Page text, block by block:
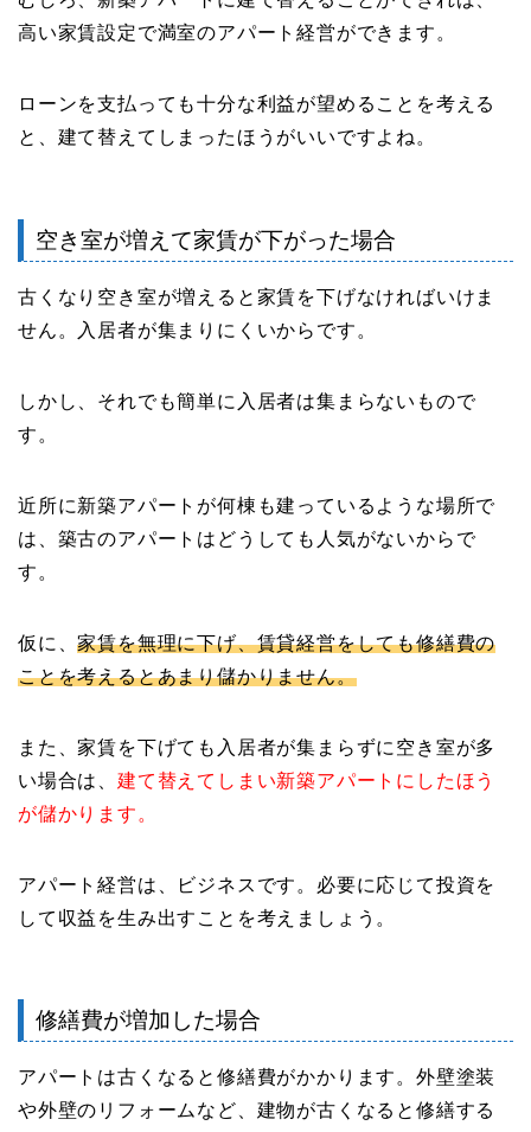
高い家賃設定で満室のアパート経営ができます。
ローンを支払っても十分な利益が望めることを考える
と、建て替えてしまったほうがいいですよね。
空き室が増えて家賃が下がった場合
古くなり空き室が増えると家賃を下げなければいけま
せん。入居者が集まりにくいからです。
しかし、それでも簡単に入居者は集まらないもので
す。
近所に新築アパートが何棟も建っているような場所で
は、築古のアパートはどうしても人気がないからで
す。
仮に、家賃を無理に下げ、賃貸経営をしても修繕費の
ことを考えるとあまり儲かりません。
また、家賃を下げても入居者が集まらずに空き室が多
い場合は、 建て替えてしまい新築アパートにしたほう
が儲かります。
アパート経営は、ビジネスです。必要に応じて投資を
して収益を生み出すことを考えましょう。
修繕費が増加した場合
アパートは古くなると修繕費がかかります。外壁塗装
や外壁のリフォームなど、建物が古くなると修繕する